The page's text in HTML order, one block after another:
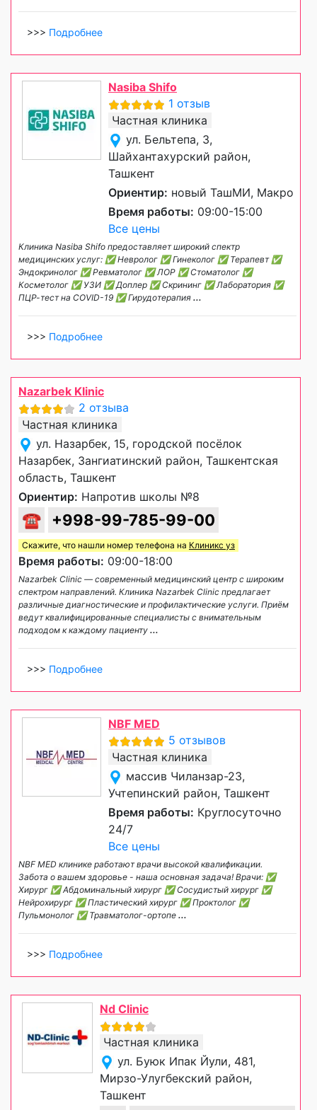
>>> Подробнее
Nasiba Shifo
1 отзыв
Частная клиника
ул. Бельтепа, 3,
Шайхантахурский район,
Ташкент
Ориентир: новый ТашМИ, Макро
Время работы: 09:00-15:00
Все цены
Клиника Nasiba Shifo предоставляет широкий спектр
медицинских услуг: ✅ Невролог ✅ Гинеколог ✅ Терапевт ✅
Эндокринолог ✅ Ревматолог ✅ ЛОР ✅ Стоматолог ✅
Косметолог ✅ УЗИ ✅ Доплер ✅ Скрининг ✅ Лаборатория ✅
ПЦР-тест на COVID-19 ✅ Гирудотерапия ...
>>> Подробнее
Nazarbek Klinic
2 отзыва
Частная клиника
ул. Назарбек, 15, городской посёлок
Назарбек, Зангиатинский район, Ташкентская
область, Ташкент
Ориентир: Напротив школы №8
☎ +998-99-785-99-00
Скажите, что нашли номер телефона на Клиникс уз
Время работы: 09:00-18:00
Nazarbek Clinic — современный медицинский центр с широким
спектром направлений. Клиника Nazarbek Clinic предлагает
различные диагностические и профилактические услуги. Приём
ведут квалифицированные специалисты с внимательным
подходом к каждому пациенту ...
>>> Подробнее
NBF MED
5 отзывов
Частная клиника
массив Чиланзар-23,
Учтепинский район, Ташкент
Время работы: Круглосуточно
24/7
Все цены
NBF MED клинике работают врачи высокой квалификации.
Забота о вашем здоровье - наша основная задача! Врачи: ✅
Хирург ✅ Абдоминальный хирург ✅ Сосудистый хирург ✅
Нейрохирург ✅ Пластический хирург ✅ Проктолог ✅
Пульмонолог ✅ Травматолог-ортопе ...
>>> Подробнее
Nd Clinic
Частная клиника
ул. Буюк Ипак Йули, 481,
Мирзо-Улугбекский район,
Ташкент